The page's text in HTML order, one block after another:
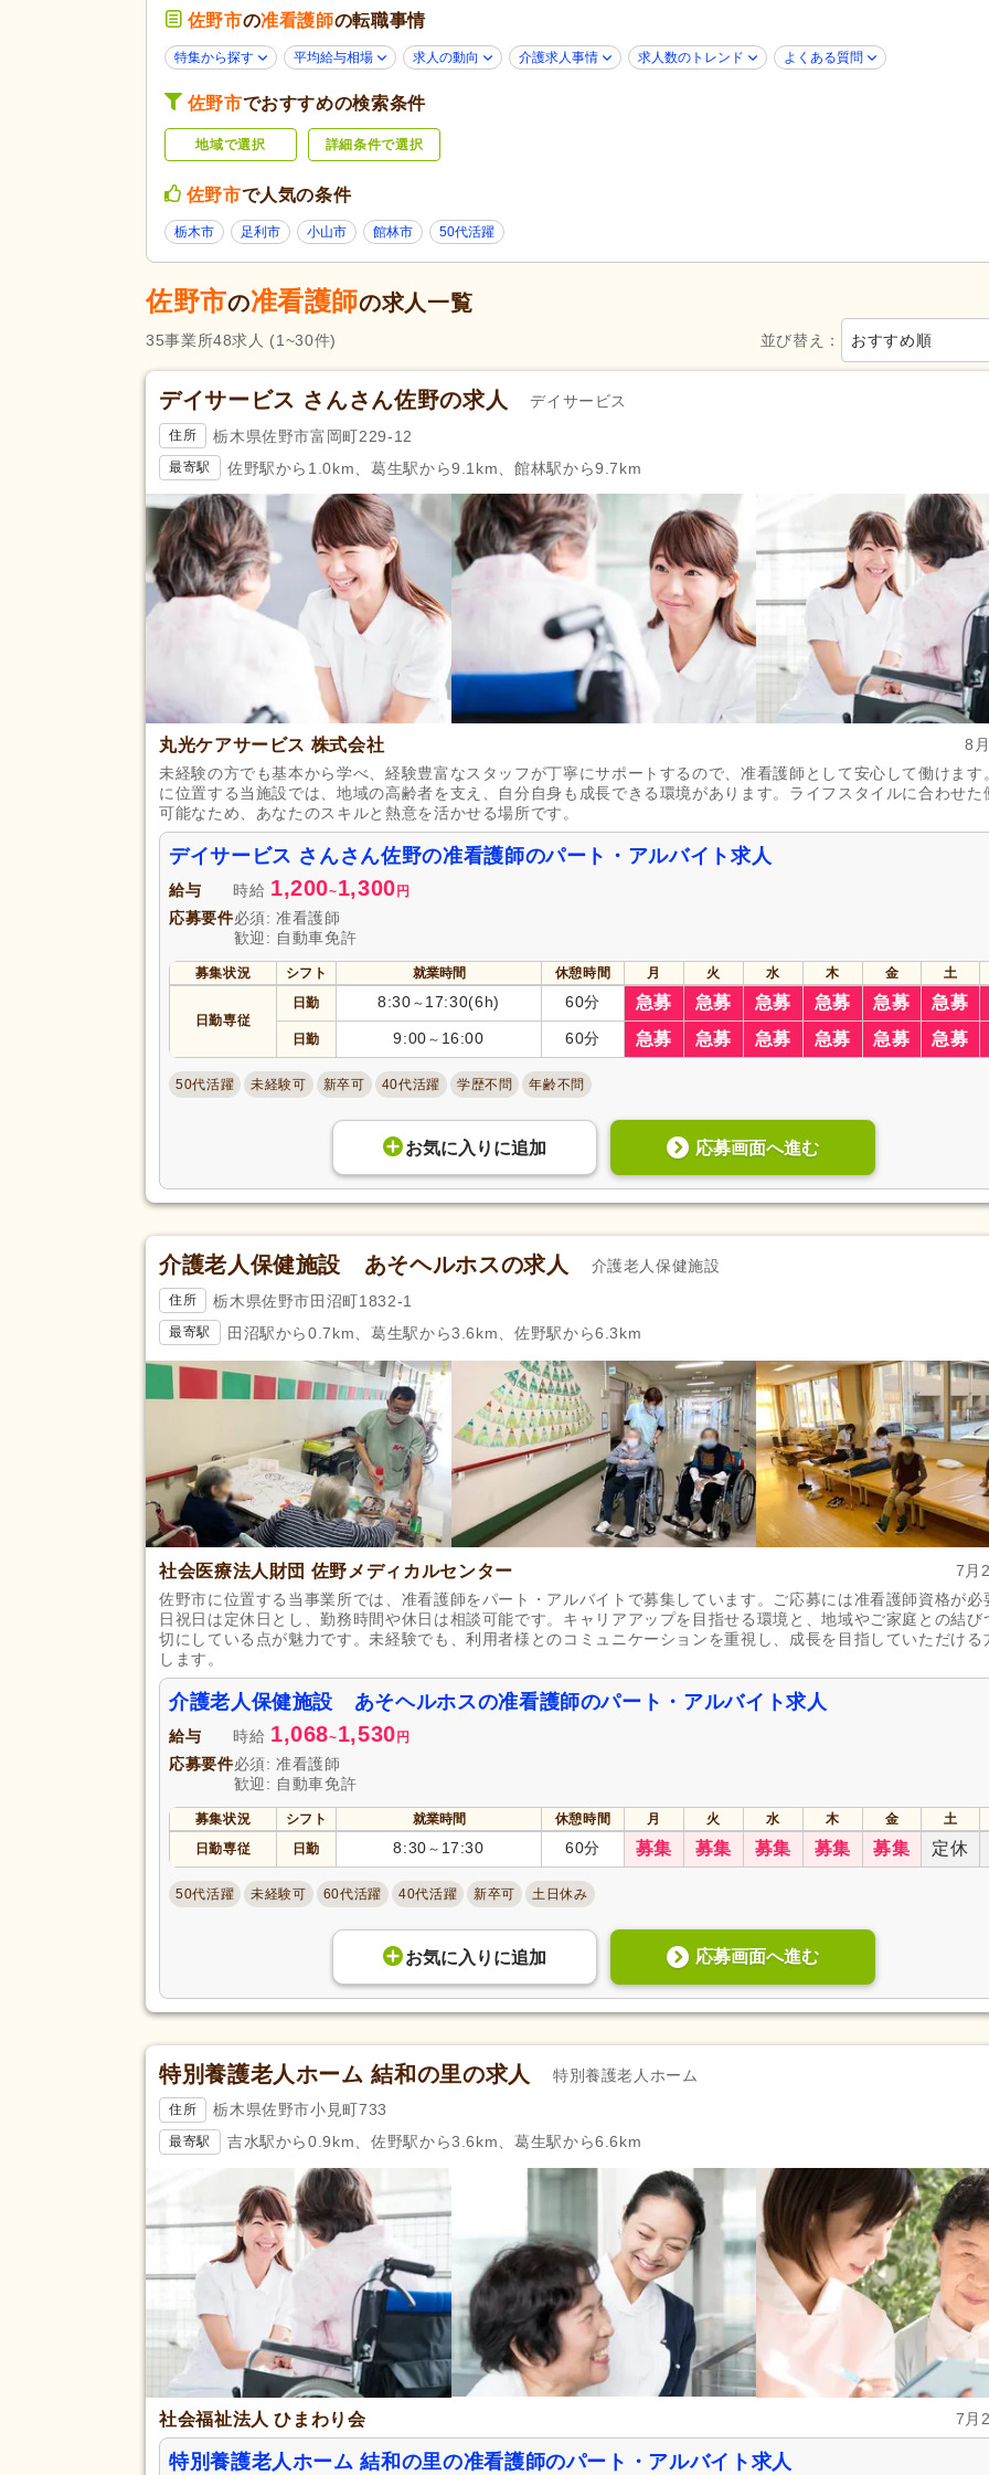
病院
だわり
未経験可(34) ブランク可(40) 学歴不問(43)
40代活躍(40)
Web面接可(1)
勤務形態
夜勤のみ可
週2日から可 (4) 週4日から可(3)
シフト相談可
応募資格 准看護師(48) 自動車免許
休日・休暇
完全週休2日
土日休み (1) 土日祝休み
年間休日110日以上 年間休日120日以上(5) 産休あり(37)
育休あり(44) 介護休業 看護休暇(5)
夏季休暇(4) 冬季休暇 年末年始休暇(1)
給与・手当
福利厚生
賞与あり(30) 社会保険完備 (43) 研修制度あり
企業年金 昇給あり(37) 復職支援あり(3)
退職金あり (21) 住宅手当(7) 資格取得支援あり(3)
通勤手当 (41) 人事評価制度あり 処遇改善手当 (9)
夜勤手当(5)
資格手当(10) 扶養控除内考慮あり(2) 扶養手当(7)
再雇用制度あり(20)
アクセス
駅近 (14) 自動車通勤可(38)
バイク通勤可(2)
佐野市の准看護師の転職事情
特集から探す 平均給与相場 求人の動向 介護求人事情 求人数のトレンド よくある質問
佐野市でおすすめの検索条件
地域で選択 詳細条件で選択
佐野市で人気の条件
栃木市 足利市 小山市 館林市 50代活躍
佐野市の准看護師の求人一覧
並び替え： おすすめ順
35事業所48求人 (1~30件)
デイサービス さんさん佐野の求人 デイサービス
住所 栃木県佐野市富岡町229-12
最寄駅 佐野駅から1.0km、葛生駅から9.1km、館林駅から9.7km
丸光ケアサービス 株式会社
8
未経験の方でも基本から学べ、経験豊富なスタッフが丁寧にサポートするので、准看護師として安心して働けます
に位置する当施設では、地域の高齢者を支え、自分自身も成長できる環境があります。ライフスタイルに合わせた
可能なため、あなたのスキルと熱意を活かせる場所です。
デイサービス さんさん佐野の准看護師のパート・アルバイト求人
給与 時給 1,200~1,300 円
応募要件必須: 准看護師
歓迎: 自動車免許
募集状況 シフト 就業時間 休憩時間 月 火 水 木 金 土
日勤専従
日勤 8:30 ～ 17:30(6h) 60分 急募 急募 急募 急募 急募 急募
日勤 9:00 ～ 16:00 60分 急募 急募 急募 急募 急募 急募
50代活躍 未経験可 新卒可 40代活躍 学歴不問 年齢不問
お気に入り に追加 応募画面へ進む
介護老人保健施設 あそヘルホスの求人 介護老人保健施設
住所 栃木県佐野市田沼町1832-1
最寄駅 田沼駅から0.7km、葛生駅から3.6km、佐野駅から6.3km
社会医療法人財団 佐野メディカルセンター
7月
佐野市に位置する当事業所では、准看護師をパート・アルバイトで募集しています。ご応募には准看護師資格が必
日祝日は定休日とし、勤務時間や休日は相談可能です。キャリアアップを目指せる環境と、地域やご家庭との結び
切にしている点が魅力です。未経験でも、利用者様とのコミュニケーションを重視し、成長を目指していただける
します。
介護老人保健施設 あそヘルホスの准看護師のパート・アルバイト求人
給与 時給 1,068~1,530円
応募要件必須: 准看護師
歓迎: 自動車免許
募集状況 シフト 就業時間 休憩時間 月 火 水 木 金 土
日勤専従
日勤 8:30 ～ 17:30 60分 募集 募集 募集 募集 募集 定休
50代活躍 未経験可 60代活躍 40代活躍 新卒可 土日休み
お気に入り に追加 応募画面へ進む
特別養護老人ホーム 結和の里の求人 特別養護老人ホーム
住所 栃木県佐野市小見町733
最寄駅 吉水駅から0.9km、佐野駅から3.6km、葛生駅から6.6km
社会福祉法人 ひまわり会 7月
特別養護老人ホーム 結和の里の准看護師のパート・アルバイト求人